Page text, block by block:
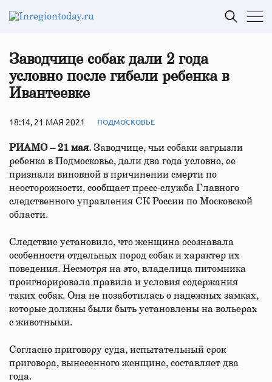
Заводчице собак дали 2 года
условно после гибели ребенка в
Ивантеевке
18:14, 21 МАЯ 2021 ПОДМОСКОВЬЕ
РИАМО – 21 мая. Заводчице, чьи собаки загрызли
ребенка в Подмосковье, дали два года условно, ее
признали виновной в причинении смерти по
неосторожности, сообщает пресс-служба Главного
следственного управления СК России по Московской
области.
Следствие установило, что женщина осознавала
особенности отдельных пород собак и характер их
поведения. Несмотря на это, владелица питомника
проигнорировала правила и условия содержания
таких собак. Она не позаботилась о надежных замках,
которые должны были быть установлены на вольерах
с животными.
Согласно приговору суда, испытательный срок
приговора, вынесенного женщине, составляет два
года.